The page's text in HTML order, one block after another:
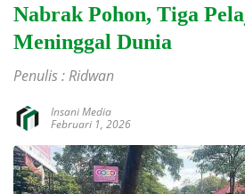
Nabrak Pohon, Tiga
Meninggal Dunia
Penulis : Ridwan
Insani Media
Februari 1, 2026